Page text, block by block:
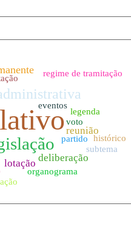
07-08-2026
07-08-2026
07-08-2026
07-08-2026
07-08-2026